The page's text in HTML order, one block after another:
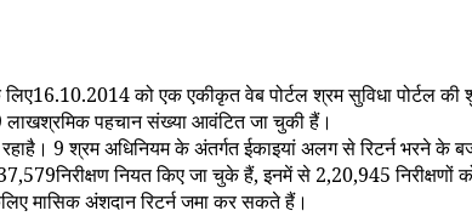
16.10.2014को एक एकीकृत वेब पोर्टल श्रम सुविधा पोर्टल
लाखश्रमिक पहचान संख्या आवंटित जा चुकी हैं।
9श्रम अधिनियम के अंतर्गत ईकाइयां अलग से रिटर्न भरने के
निरीक्षण नियत किए जा चुके हैं,इनमें से 2,20,945
मासिक अंशदान रिटर्न जमा कर सकते हैं।